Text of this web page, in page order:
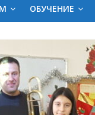
ОБУЧЕНИЕ